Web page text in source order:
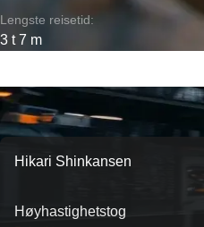
Lengste reisetid:
3 t 7 m
Hikari Shinkansen
Høyhastighetstog